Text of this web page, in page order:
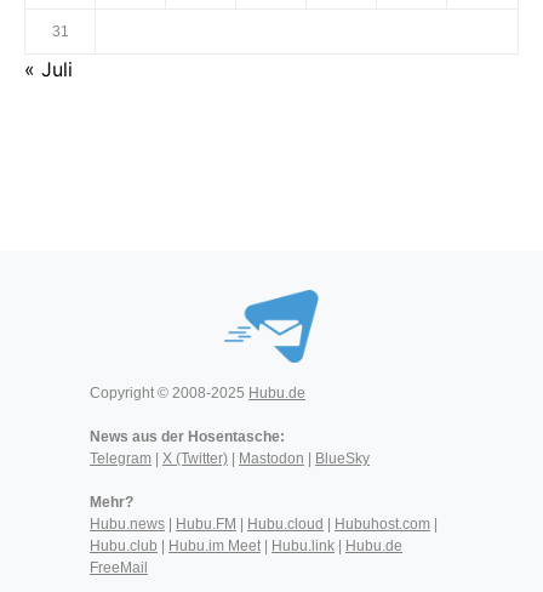
31
« Juli
Copyright © 2008-2025 Hubu.de
News aus der Hosentasche:
Telegram
X (Twitter) Mastodon BlueSky
Mehr?
Hubu.news
Hubu.FM Hubu.cloud Hubuhost.com
Hubu.club
Hubu.im Meet| Hubu.link
Hubu.de
FreeMail